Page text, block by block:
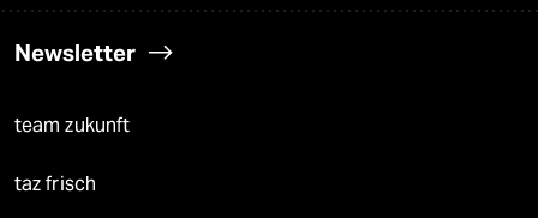
Newsletter
team zukunft
taz frisch